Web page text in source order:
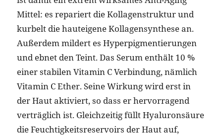
Mittel: es repariert die Kollagenstruktur und
kurbelt die hauteigene Kollagensynthese an.
Außerdem mildert es Hyperpigmentierungen
und ebnet den Teint. Das Serum enthält 10 %
einer stabilen Vitamin C Verbindung, nämlich
Vitamin C Ether. Seine Wirkung wird erst in
der Haut aktiviert, so dass er hervorragend
verträglich ist. Gleichzeitig füllt Hyaluronsäure
die Feuchtigkeitsreservoirs der Haut auf,